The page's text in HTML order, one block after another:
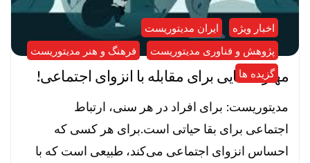
اخبار ویژه
ایران مدیتوریست
پژوهش و فناوری مدیتوریست
فرهنگ و هنر مدیتوریست
گزیده ها
مهارت هایی برای مقابله با انزوای اجتماعی!
مدیتوریست: برای افراد در هر سنی، ارتباط
اجتماعی برای بقا حیاتی است.برای هر کسی که
احساس انزوای اجتماعی می‌کند، طبیعی است که با